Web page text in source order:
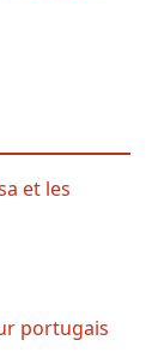
et les
portugais